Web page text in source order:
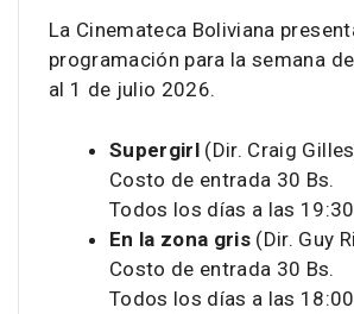
La Cinemateca Boliviana
programación para la semana
al 1 de julio 2026.
Supergirl (Dir. Craig
Costo de entrada 30 Bs.
Todos los días a las 19:30
En la zona gris (Dir. Guy
Costo de entrada 30 Bs.
Todos los días a las